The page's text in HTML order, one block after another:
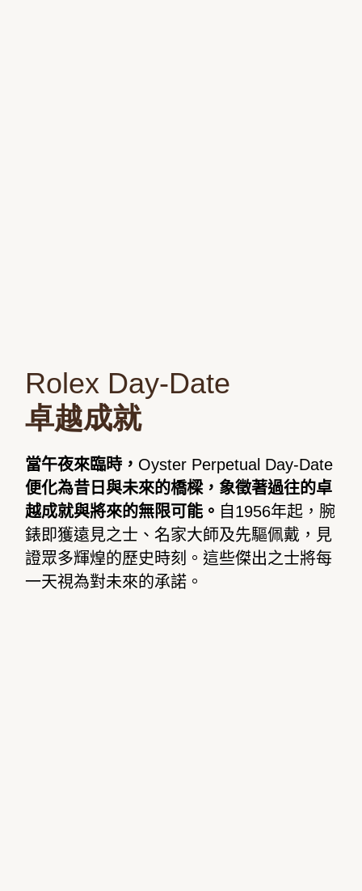
Rolex Day-Date
卓越成就
當午夜來臨時， Oyster Perpetual Day-Date
便化為昔日與未來的橋樑，象徵著過往的卓
越成就與將來的無限可能。 自 1956年起，腕
錶即獲遠見之士、名家大師及先驅佩戴，見
證眾多輝煌的歷史時刻。這些傑出之士將每
一天視為對未來的承諾。